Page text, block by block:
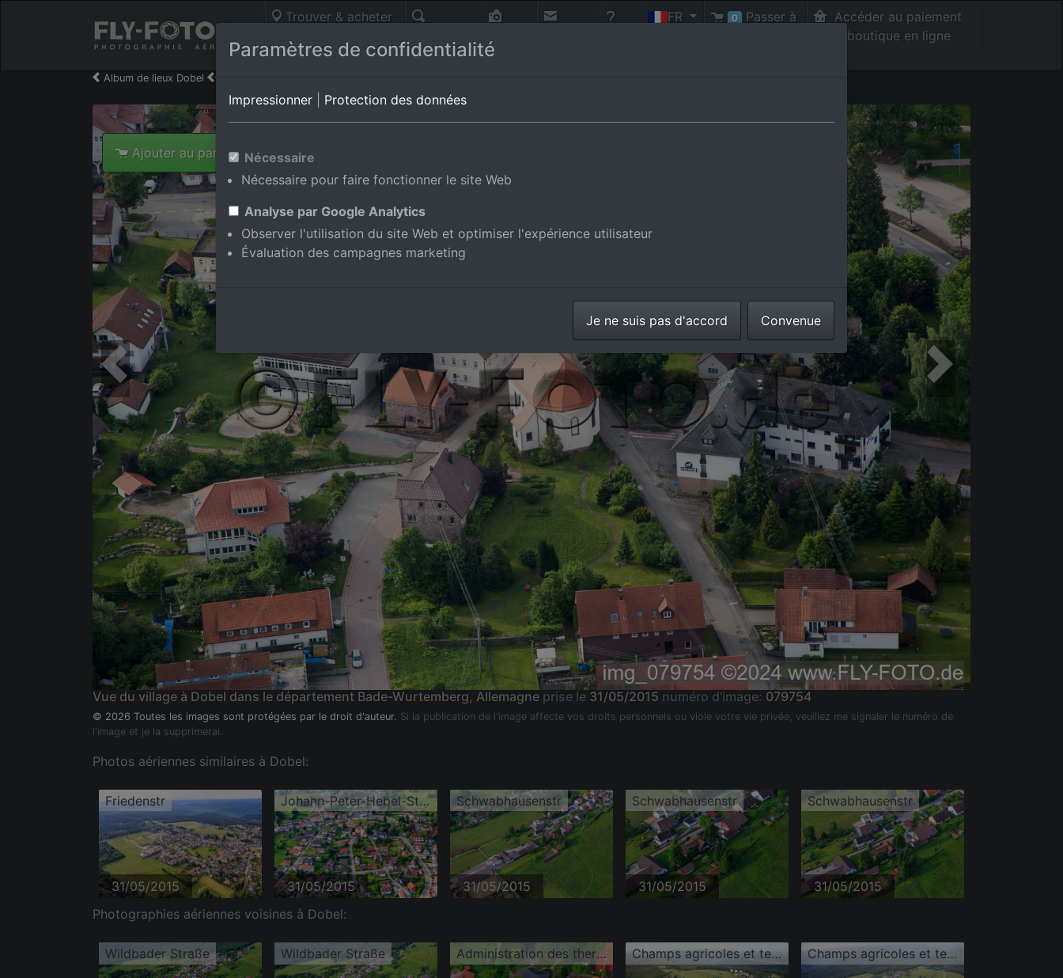
Trouver & acheter
vol
FR 0
Passer à
Accéder au paiement
de la boutique en ligne
Album de lieux Dobel
Ajouter au panier int.
Vue du village à Dobel dans le département Bade-Wurtemberg, Allemagne prise le 31/05/2015 numéro d'image: 079754
© 2026 Toutes les images sont protégées par le droit d'auteur. Si la publication de l'image affecte vos droits personnels ou viole votre vie privée, veuillez me signaler le numéro de
l'image et je la supprimerai.
Photos aériennes similaires à Dobel:
Friedenstr
31/05/2015
Johann-Peter-Hebel-Straße
31/05/2015
Schwabhausenstr
31/05/2015
Schwabhausenstr
31/05/2015
Schwabhausenstr
31/05/2015
Photographies aériennes voisines à Dobel:
Wildbader Straße Wildbader Straße Administration des thermes Dobel au parc thermal Champs agricoles et terres arables Champs agricoles et terres arables
Paramètres de confidentialité
Impressionner Protection des données
Nécessaire
Nécessaire pour faire fonctionner le site Web
Analyse par Google Analytics
Observer l'utilisation du site Web et optimiser l'expérience utilisateur
Évaluation des campagnes marketing
Je ne suis pas d'accord Convenue